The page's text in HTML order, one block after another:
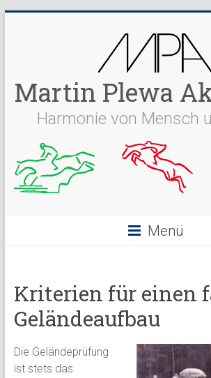
Martin Plewa
Harmonie von Mensch
Menü
Kriterien für einen
Geländeaufbau
Die Geländeprüfung
ist stets das